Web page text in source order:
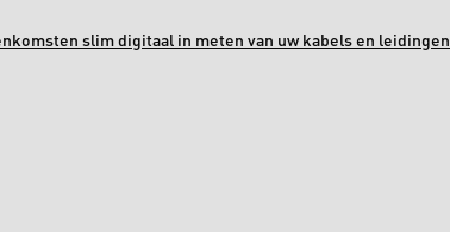
slim digitaal in meten van uw kabels en leidingen